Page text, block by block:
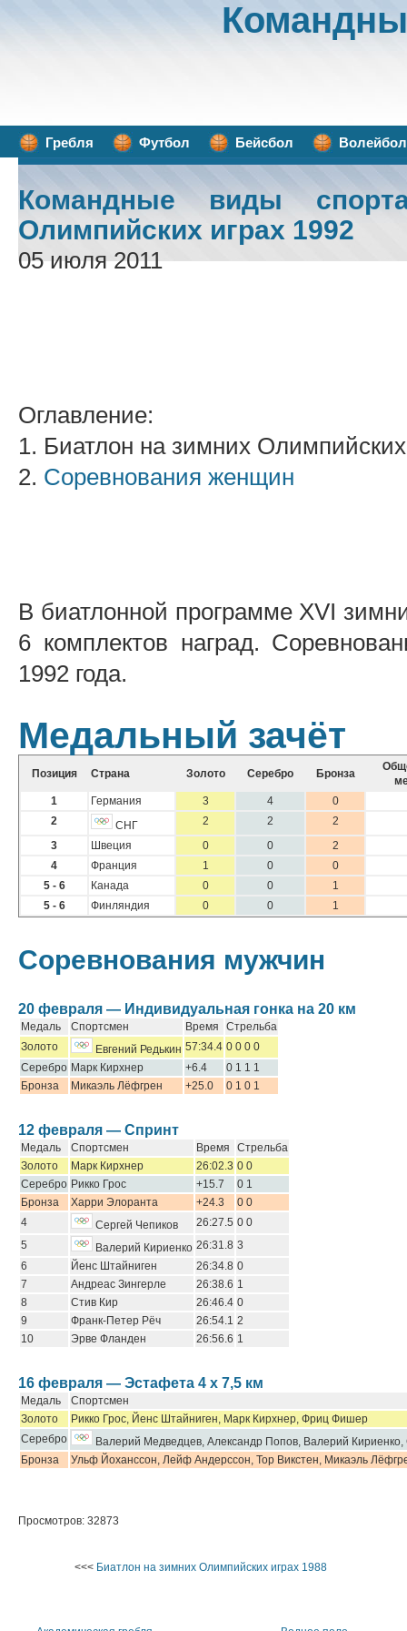
Гребля Футбол Бейсбол Волейбол
Командные виды
Олимпийских играх 1992
05 июля 2011
Оглавление:
1. Биатлон на зимних
2. Соревнования женщин
В биатлонной программе XVI
6 комплектов наград.
1992 года.
Медальный зачёт
Позиция Страна Золото Серебро Бронза
1
Германия 3 4
0
2
СНГ 2 2
2
3
Швеция 0 0
2
4
Франция 1 0
0
5 - 6
Канада 0 0
1
5 - 6
Финляндия 0 0 1
Соревнования мужчин
20 февраля — Индивидуальная гонка на 20 км
Медаль Спортсмен Время
Стрельба
Золото
Евгений Редькин 57:34.4 0 0 0 0
Серебро Марк Кирхнер +6.4
0 1 1 1
Бронза
Микаэль Лёфгрен +25.0 0 1 0 1
12 февраля — Спринт
Медаль Спортсмен Время
Стрельба
Золото
Марк Кирхнер 26:02.3 0 0
Серебро Рикко Грос +15.7
0 1
Бронза
Харри Элоранта +24.3
0 0
4
Сергей Чепиков 26:27.5 0 0
5
Валерий Кириенко 26:31.8 3
6
Йенс Штайниген 26:34.8 0
7
Андреас Зингерле 26:38.6 1
8
Стив Кир 26:46.4 0
9
Франк-Петер Рёч 26:54.1 2
10
Эрве Фланден 26:56.6 1
16 февраля — Эстафета 4 х 7,5 км
Медаль
Спортсмен
Золото
Рикко Грос, Йенс Штайниген, Марк Кирхнер, Фриц Фишер
Серебро
Валерий Медведцев, Александр Попов, Валерий Кириенко,
Бронза
Ульф Йоханссон, Лейф Андерссон, Тор Викстен, Микаэль
Просмотров: 32873
<<< Биатлон на зимних Олимпийских играх 1988